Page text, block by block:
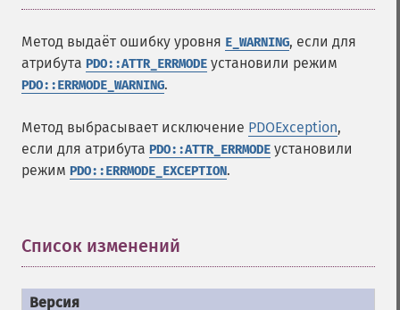
Метод выдаёт ошибку уровня E_WARNING, если для
атрибута PDO::ATTR_ERRMODE установили режим
PDO::ERRMODE_WARNING.
Метод выбрасывает исключение PDOException,
если для атрибута PDO::ATTR_ERRMODE установили
режим PDO::ERRMODE_EXCEPTION.
Список изменений